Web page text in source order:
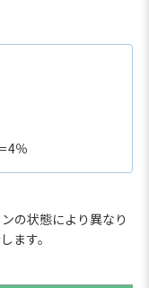
4％
の状態により異なり
ます。